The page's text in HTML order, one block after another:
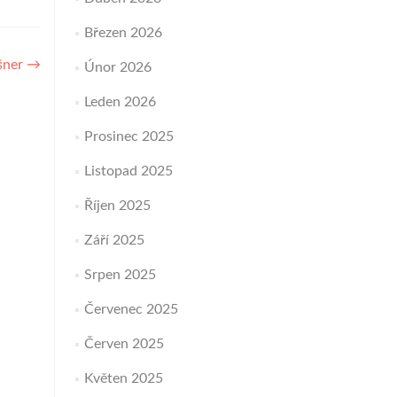
→
Březen 2026
Únor 2026
Leden 2026
Prosinec 2025
Listopad 2025
Říjen 2025
Září 2025
Srpen 2025
Červenec 2025
Červen 2025
Květen 2025